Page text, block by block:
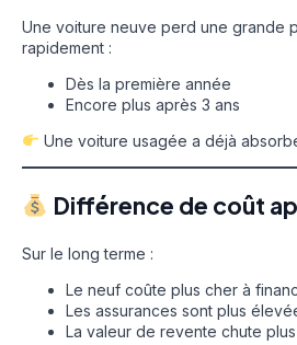
Une voiture neuve perd une grande
rapidement :
Dès la première année
Encore plus après 3 ans
Une voiture usagée a déjà
Différence de coût
Sur le long terme :
Le neuf coûte plus cher à
Les assurances sont plus
La valeur de revente chute